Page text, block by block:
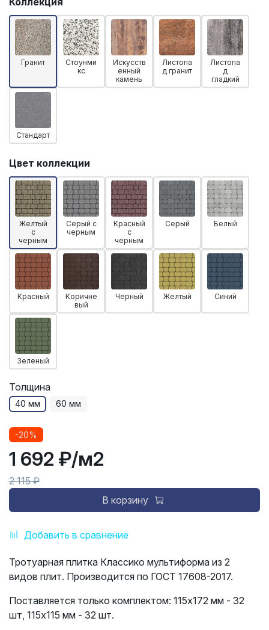
Добавить в сравнение
Гранит
Стоунми
кс
Искусств
енный
камень
Листопа
д гранит
Листопа
д
гладкий
Стандарт
Цвет коллекции
Желтый
с
черным
Серый с
черным
Красный
с
черным
Серый Белый
Красный
Коричне
вый
Черный Желтый Синий
Зеленый
Толщина
40 мм 60 мм
-20%
1 692 ₽/м2
2 115 ₽
В корзину
Тротуарная плитка Классико мультиформа из 2
видов плит. Производится по ГОСТ 17608-2017.
Поставляется только комплектом: 115х172 мм - 32
шт, 115х115 мм - 32 шт.